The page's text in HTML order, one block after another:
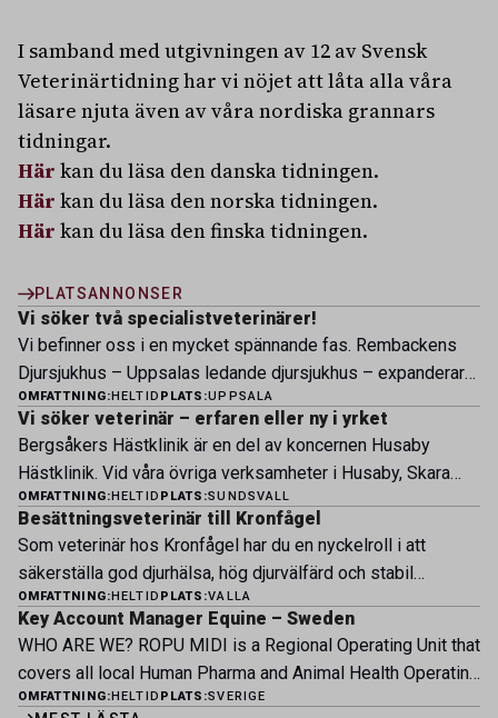
I samband med utgivningen av 12 av Svensk
Veterinärtidning har vi nöjet att låta alla våra
läsare njuta även av våra nordiska grannars
tidningar.
Här kan du läsa den danska tidningen.
Här kan du läsa den norska tidningen.
Här kan du läsa den finska tidningen.
PLATSANNONSER
Vi söker två specialistveterinärer!
Vi befinner oss i en mycket spännande fas. Rembackens
Djursjukhus – Uppsalas ledande djursjukhus – expanderar
nu sin specialistverksamhet och söker legitimerade
veterinärer med specialistkompetens som vill vara med
och forma vårt nästa kapitel. Hos oss möter du ett
engagerat team, moderna faciliteter och verkliga
möjligheter att bedriva avancerad djursjukvård. Vad vi
erbjuder Särskilt meriterande: […]
OMFATTNING: HELTID PLATS:UPPSALA
Vi söker veterinär – erfaren eller ny i yrket
Bergsåkers Hästklinik är en del av koncernen Husaby
Hästklinik. Vid våra övriga verksamheter i Husaby, Skara
och Bjertorp jobbar idag ett 60-tal medarbetare. Om kliniken
Bergsåkers Hästklinik bedriver veterinärverksamhet i en
modern klinik vid Bergsåkers travbana, Sundsvall. Vi
erbjuder ett mångfasetterat utbud av undersökningar och
behandlingar i välutrustade lokaler. Vi har cirka 7 500
patienter […]
OMFATTNING: HELTID PLATS:SUNDSVALL
Besättningsveterinär till Kronfågel
Som veterinär hos Kronfågel har du en nyckelroll i att
säkerställa god djurhälsa, hög djurvälfärd och stabil
produktion genom hela värdekedjan. Du arbetar nära våra
kontrakterade uppfödare och tillsammans med kollegor
inom produktion, kläckeri, slakt och kvalitet. Rollen präglas
av proaktivt arbete, kunskapsdelning och kontinuerlig
utveckling, där du bidrar till att stärka svensk
OMFATTNING: HELTID PLATS:VALLA
Key Account Manager Equine – Sweden
WHO ARE WE? ROPU MIDI is a Regional Operating Unit that
covers all local Human Pharma and Animal Health Operating
Units across Belgium, Denmark, Norway, Finland, Greece,
OMFATTNING: HELTID PLATS:SVERIGE